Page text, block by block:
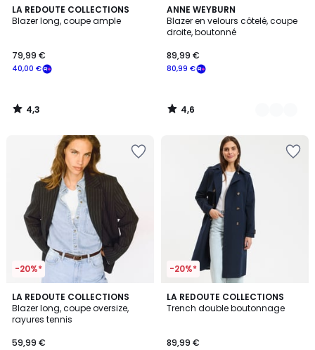
LA REDOUTE COLLECTIONS
Blazer long, coupe ample
40,00 €
79,99 €
4,3
/ 5
4,3
/
ANNE WEYBURN
Blazer en velours côtelé, coupe
droite, boutonné
80,99 €
89,99 €
4,6
/ 5
3
Couleurs
4,6
/
-20%*
LA REDOUTE COLLECTIONS
Blazer long, coupe oversize,
rayures tennis
59,99 €
4,6
/ 5
-20%*
LA REDOUTE COLLECTIONS
Trench double boutonnage
89,99 €
4,6
/ 5
2
Couleurs